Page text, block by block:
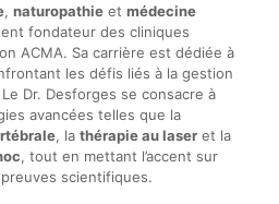
, naturopathieet médecine
fondateur des cliniques
ACMA. Sa carrière est dédiée à
les défis liés à la gestion
Dr. Desforges se consacre à
avancées telles que la
, la thérapie au laseret la
, tout en mettant l’accent sur
scientifiques.